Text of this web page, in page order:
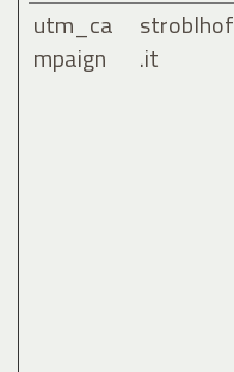
utm_ca
mpaign
stroblhof
.it